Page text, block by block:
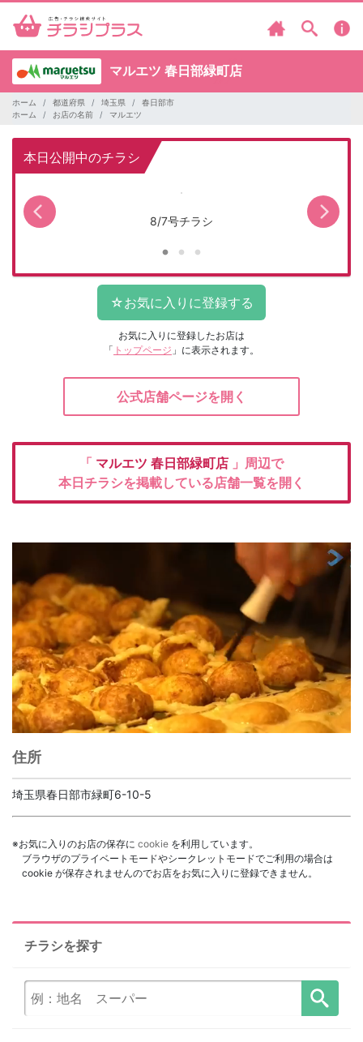
マルエツ 春日部緑町店
ホーム 都道府県 埼玉県
春日部市
ホーム
お店の名前 マルエツ
本日公開中のチラシ
8/7号チラシ
お気に入りに登録したお店は
「 トップページ 」に表示されます。
公式店舗ページを開く
「 マルエツ 春日部緑町店 」周辺で
本日チラシを掲載している店舗一覧を開く
住所
埼玉県春日部市緑町6-10-5
※お気に入りのお店の保存に cookie を利用しています。
ブラウザのプライベートモードやシークレットモードでご利用の場合は
cookie が保存されませんのでお店をお気に入りに登録できません。
チラシを探す